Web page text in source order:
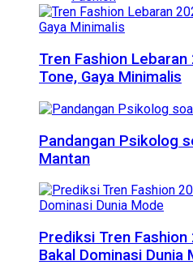
Tren Fashion
Tone, Gaya Minimalis
Pandangan Psikolog
Mantan
Prediksi Tren
Bakal Dominasi Dunia